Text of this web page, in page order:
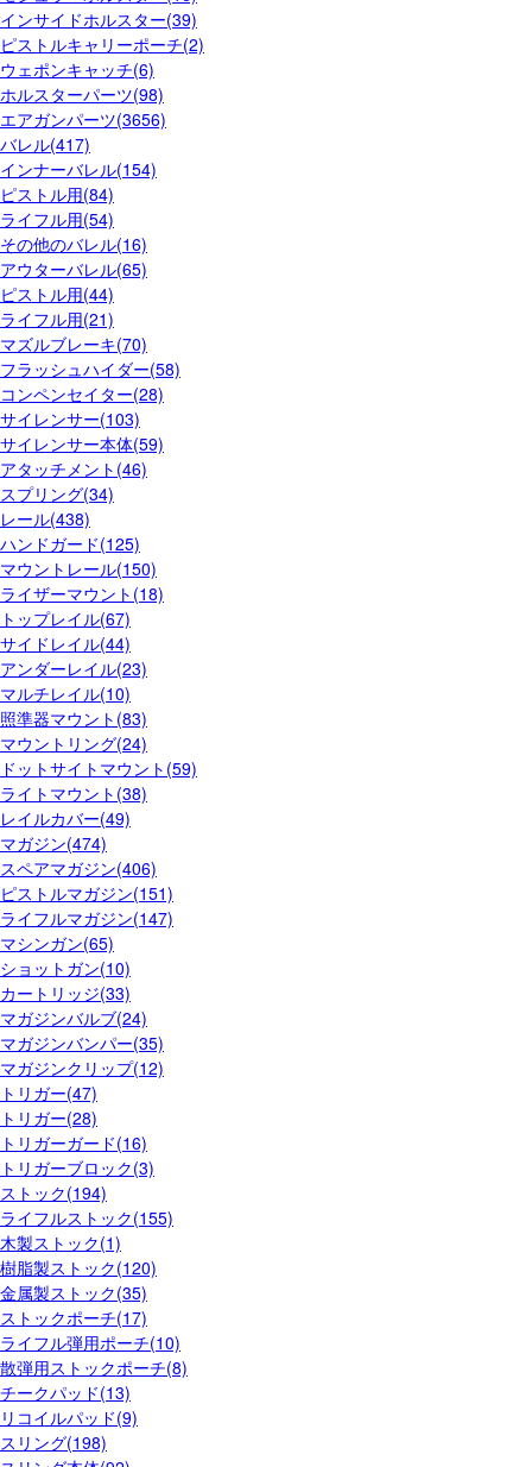
インサイドホルスター(39)
ピストルキャリーポーチ(2)
ウェポンキャッチ(6)
ホルスターパーツ(98)
エアガンパーツ(3656)
バレル(417)
インナーバレル(154)
ピストル用(84)
ライフル用(54)
その他のバレル(16)
アウターバレル(65)
ピストル用(44)
ライフル用(21)
マズルブレーキ(70)
フラッシュハイダー(58)
コンペンセイター(28)
サイレンサー(103)
サイレンサー本体(59)
アタッチメント(46)
スプリング(34)
レール(438)
ハンドガード(125)
マウントレール(150)
ライザーマウント(18)
トップレイル(67)
サイドレイル(44)
アンダーレイル(23)
マルチレイル(10)
照準器マウント(83)
マウントリング(24)
ドットサイトマウント(59)
ライトマウント(38)
レイルカバー(49)
マガジン(474)
スペアマガジン(406)
ピストルマガジン(151)
ライフルマガジン(147)
マシンガン(65)
ショットガン(10)
カートリッジ(33)
マガジンバルブ(24)
マガジンバンパー(35)
マガジンクリップ(12)
トリガー(47)
トリガー(28)
トリガーガード(16)
トリガーブロック(3)
ストック(194)
ライフルストック(155)
木製ストック(1)
樹脂製ストック(120)
金属製ストック(35)
ストックポーチ(17)
ライフル弾用ポーチ(10)
散弾用ストックポーチ(8)
チークパッド(13)
リコイルパッド(9)
スリング(198)